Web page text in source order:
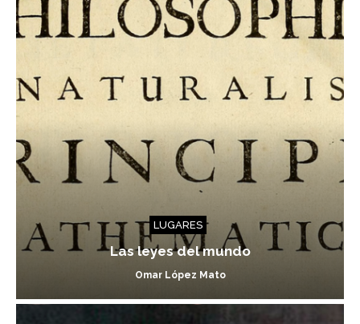
LUGARES
Las leyes del mundo
Omar López Mato